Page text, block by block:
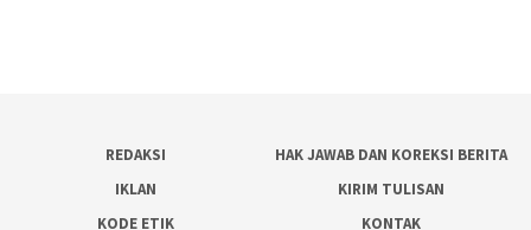
REDAKSI
HAK JAWAB DAN KOREKSI BERITA
IKLAN
KIRIM TULISAN
KODE ETIK
KONTAK